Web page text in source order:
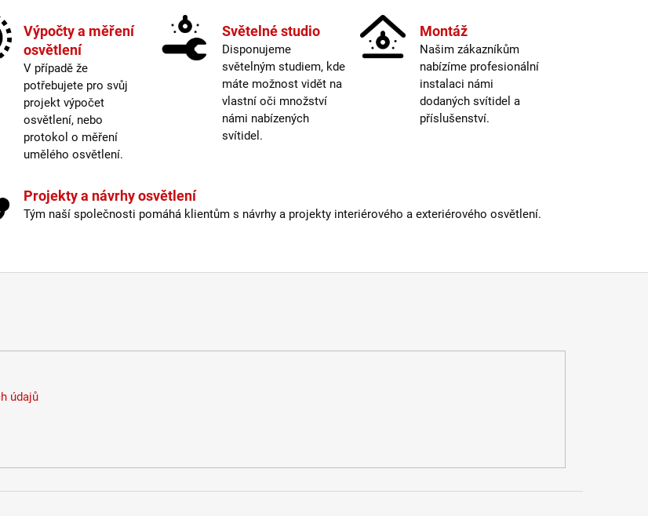
Výpočty a měření
osvětlení
V případě že
potřebujete pro svůj
projekt výpočet
osvětlení, nebo
protokol o měření
umělého osvětlení.
Světelné studio
Disponujeme
světelným studiem, kde
máte možnost vidět na
vlastní oči množství
námi nabízených
svítidel.
Montáž
Našim zákazníkům
nabízíme profesionální
instalaci námi
dodaných svítidel a
příslušenství.
Projekty a návrhy osvětlení
Tým naší společnosti pomáhá klientům s návrhy a projekty interiérového a exteriérového osvětlení.
údajů